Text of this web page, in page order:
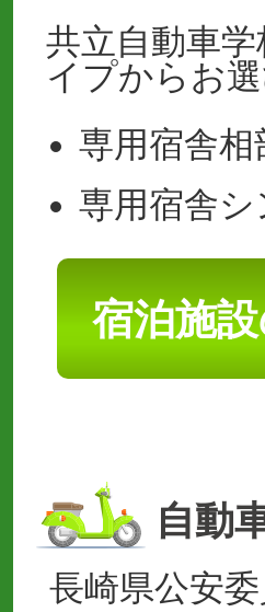
共立自動車
イプからお
専用宿舎相
専用宿舎シ
宿泊施
自動
長崎県公安